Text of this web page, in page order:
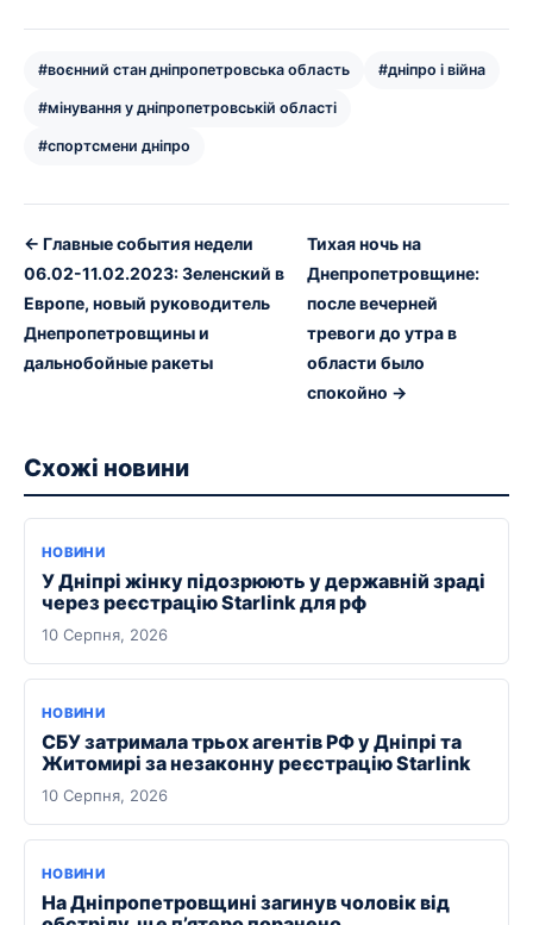
#воєнний стан дніпропетровська область #дніпро і війна
#мінування у дніпропетровській області
#спортсмени дніпро
← Главные события недели
06.02-11.02.2023: Зеленский в
Европе, новый руководитель
Днепропетровщины и
дальнобойные ракеты
Тихая ночь на
Днепропетровщине:
после вечерней
тревоги до утра в
области было
спокойно →
Схожі новини
НОВИНИ
У Дніпрі жінку підозрюють у державній зраді
через реєстрацію Starlink для рф
10 Серпня, 2026
НОВИНИ
СБУ затримала трьох агентів РФ у Дніпрі та
Житомирі за незаконну реєстрацію Starlink
10 Серпня, 2026
НОВИНИ
На Дніпропетровщині загинув чоловік від